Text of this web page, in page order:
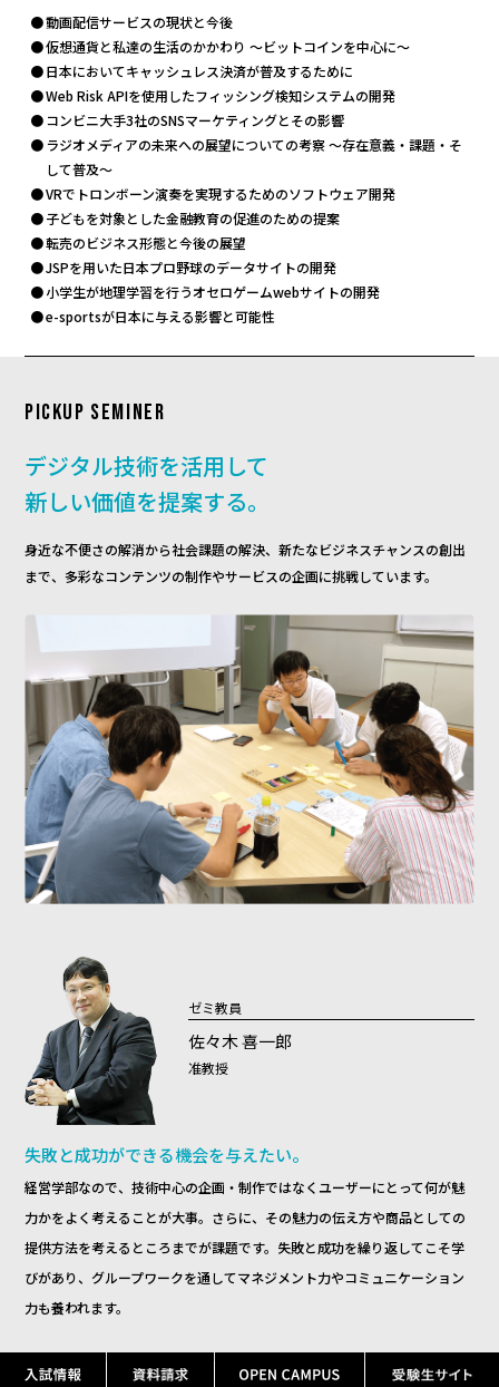
動画配信サービスの現状と今後
仮想通貨と私達の生活のかかわり ～ビットコインを中心に～
日本においてキャッシュレス決済が普及するために
Web Risk APIを使用したフィッシング検知システムの開発
コンビニ大手3社のSNSマーケティングとその影響
ラジオメディアの未来への展望についての考察 ～存在意義・課題・そ
して普及～
VRでトロンボーン演奏を実現するためのソフトウェア開発
子どもを対象とした金融教育の促進のための提案
転売のビジネス形態と今後の展望
JSPを用いた日本プロ野球のデータサイトの開発
小学生が地理学習を行うオセロゲームwebサイトの開発
e-sportsが日本に与える影響と可能性
PICKUP SEMINER
デジタル技術を活用して
新しい価値を提案する。
身近な不便さの解消から社会課題の解決、新たなビジネスチャンスの創出
まで、多彩なコンテンツの制作やサービスの企画に挑戦しています。
ゼミ教員
佐々木 喜一郎
准教授
失敗と成功ができる機会を与えたい。
経営学部なので、技術中心の企画・制作ではなくユーザーにとって何が魅
力かをよく考えることが大事。さらに、その魅力の伝え方や商品としての
提供方法を考えるところまでが課題です。失敗と成功を繰り返してこそ学
びがあり、グループワークを通してマネジメント力やコミュニケーション
力も養われます。